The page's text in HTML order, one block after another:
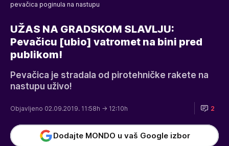
pevačica poginula na nastupu
UŽAS NA GRADSKOM SLAVLJU:
Pevačicu [ubio] vatromet na bini pred
publikom!
Pevačica je stradala od pirotehničke rakete na
nastupu uživo!
Objavljeno 02.09.2019. 11:58h → 12:10h 2
Dodajte MONDO u vaš Google izbor